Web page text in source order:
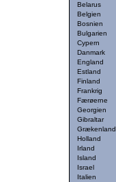
Belarus
Belgien
Bosnien
Bulgarien
Cypern
Danmark
England
Estland
Finland
Frankrig
Færøerne
Georgien
Gibraltar
Grækenland
Holland
Irland
Island
Israel
Italien